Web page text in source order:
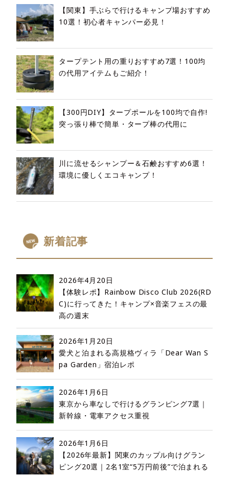
【関東】手ぶらで行けるキャンプ場おすすめ
10選！初心者キャンパー必見！
タープテント用の重りおすすめ7選！100均
の代用アイテムもご紹介！
【300円DIY】タープポールを100均で自作!
突っ張り棒で簡単・タープ棒の代用に
川に流せるシャンプー＆石鹸おすすめ6選！
環境に優しくエコキャンプ！
新着記事
2026年4月20日
【体験レポ】Rainbow Disco Club 2026(RD
C)に行ってきた！キャンプ×音楽フェスの最
高の週末
2026年1月20日
愛犬と泊まれる高規格ヴィラ「Dear Wan S
pa Garden」宿泊レポ
2026年1月6日
東京から車なしで行けるグランピング7選｜
新幹線・電車アクセス重視
2026年1月6日
【2026年最新】関東のカップル向けグラン
ピング20選｜2名1室“5万円前後”で泊まれる